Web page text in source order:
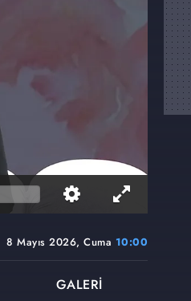
8 Mayıs 2026, Cuma 10:00
GALERİ